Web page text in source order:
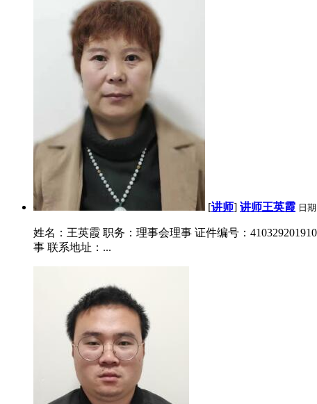
[讲师] 讲师王英霞 日期
姓名：王英霞 职务：理事会理事 证件编号：
事 联系地址：...